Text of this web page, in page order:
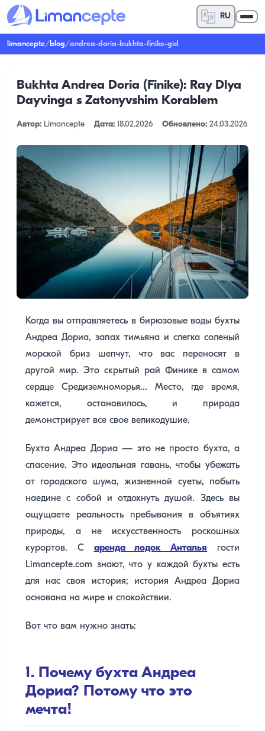
RU
limancepte/blog/andrea-doria-bukhta-finike-gid
Bukhta Andrea Doria (Finike): Ray Dlya
Dayvinga s Zatonyvshim Korablem
Автор: Limancepte Дата: 18.02.2026 Обновлено: 24.03.2026
Когда вы отправляетесь в бирюзовые воды бухты
Андреа Дориа, запах тимьяна и слегка соленый
морской бриз шепчут, что вас переносят в
другой мир. Это скрытый рай Финике в самом
сердце Средиземноморья... Место, где время,
кажется, остановилось, и природа
демонстрирует все свое великодушие.
Бухта Андреа Дориа — это не просто бухта, а
спасение. Это идеальная гавань, чтобы убежать
от городского шума, жизненной суеты, побыть
наедине с собой и отдохнуть душой. Здесь вы
ощущаете реальность пребывания в объятиях
природы, а не искусственность роскошных
курортов. С аренда лодок Анталья гости
Limancepte.com знают, что у каждой бухты есть
для нас своя история; история Андреа Дориа
основана на мире и спокойствии.
Вот что вам нужно знать:
1. Почему бухта Андреа
Дориа? Потому что это
мечта!